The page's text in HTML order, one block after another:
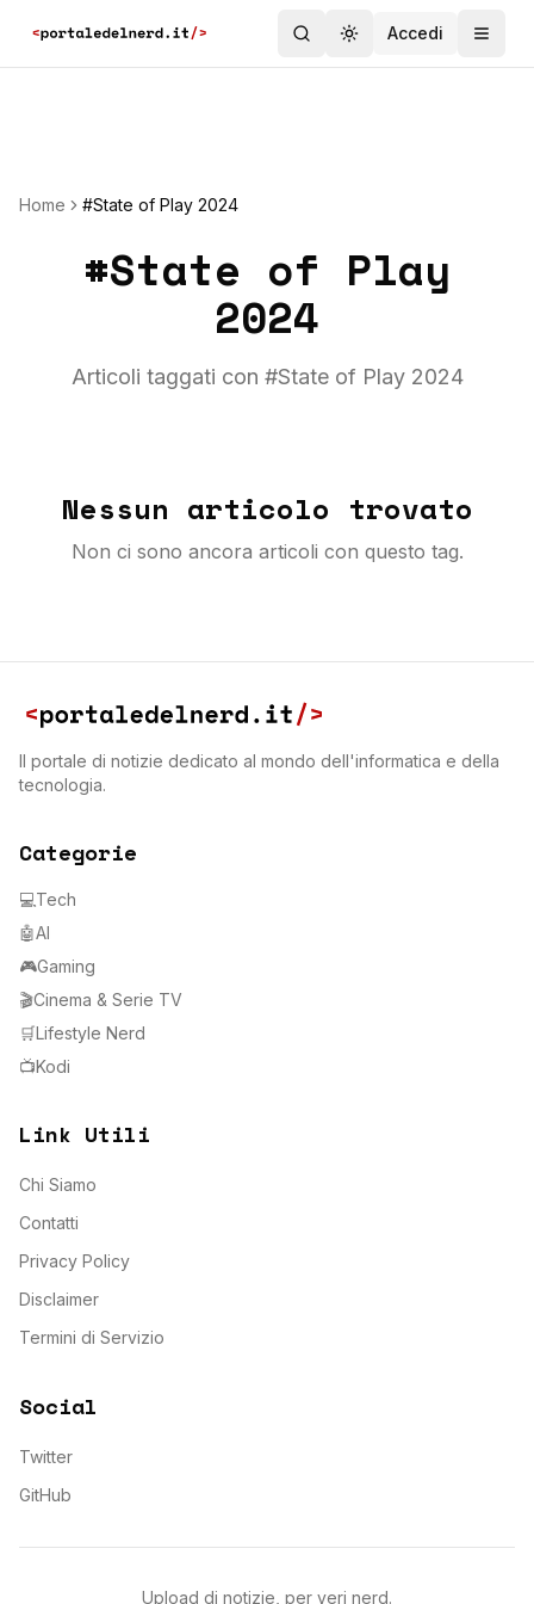
Toggle theme
Accedi
Home #State of Play 2024
#State of Play
2024
Articoli taggati con #State of Play 2024
Nessun articolo trovato
Non ci sono ancora articoli con questo tag.
Il portale di notizie dedicato al mondo dell'informatica e della
tecnologia.
Categorie
💻Tech
🤖AI
🎮Gaming
🎬Cinema & Serie TV
🛒Lifestyle Nerd
📺Kodi
Link Utili
Chi Siamo
Contatti
Privacy Policy
Disclaimer
Termini di Servizio
Social
Twitter
GitHub
Upload di notizie, per veri nerd.